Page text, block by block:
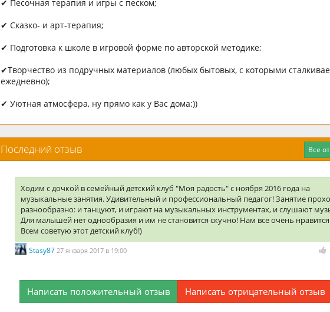
✔ Песочная терапия и игры с песком;
✔ Сказко- и арт-терапия;
✔ Подготовка к школе в игровой форме по авторской методике;
✔Творчество из подручных материалов (любых бытовых, с которыми
ежедневно);
✔ Уютная атмосфера, ну прямо как у Вас дома:))
Все
Последний отзыв
Ходим с дочкой в семейный детский клуб "Моя радость" с ноября 2016 года на
музыкальные занятия. Удивительный и профессиональный педагог! Занятие
разнообразно: и танцуют, и играют на музыкальных инструментах, и слушают
Для малышей нет однообразия и им не становится скучно! Нам все очень
Всем советую этот детский клуб!)
Stasy8727 января 2017 в 19:00
Написать положительный отзыв Написать отрицательный отзыв